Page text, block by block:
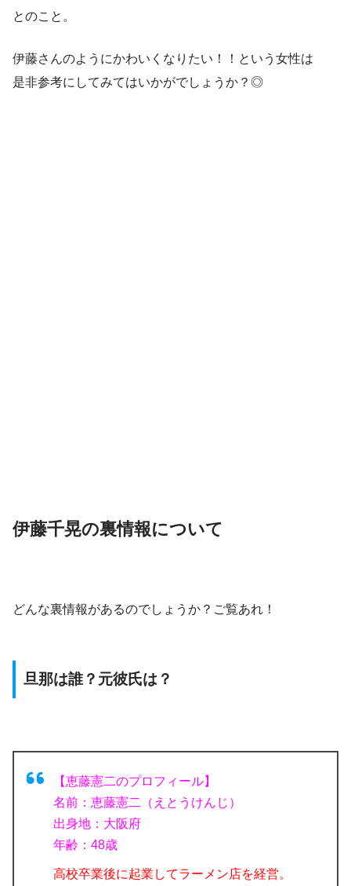
とのこと。
伊藤さんのようにかわいくなりたい！！という女性は
是非参考にしてみてはいかがでしょうか？◎
伊藤千晃の裏情報について
どんな裏情報があるのでしょうか？ご覧あれ！
旦那は誰？元彼氏は？
【恵藤憲二のプロフィール】
名前：恵藤憲二（えとうけんじ）
出身地：大阪府
年齢：48歳
高校卒業後に起業してラーメン店を経営。